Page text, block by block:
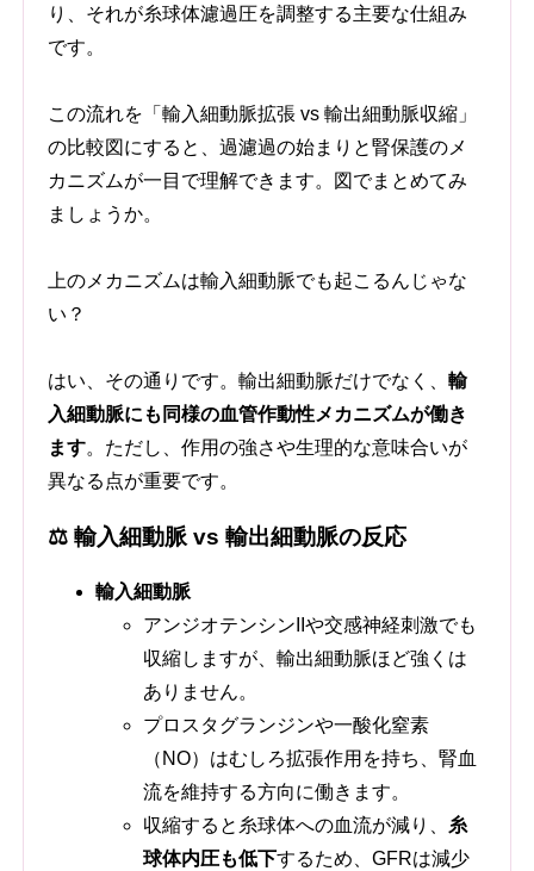
り、それが糸球体濾過圧を調整する主要な仕組み
です。
この流れを「輸入細動脈拡張 vs 輸出細動脈収縮」
の比較図にすると、過濾過の始まりと腎保護のメ
カニズムが一目で理解できます。図でまとめてみ
ましょうか。
上のメカニズムは輸入細動脈でも起こるんじゃな
い？
はい、その通りです。輸出細動脈だけでなく、輸
入細動脈にも同様の血管作動性メカニズムが働き
ます。ただし、作用の強さや生理的な意味合いが
異なる点が重要です。
⚖️ 輸入細動脈 vs 輸出細動脈の反応
輸入細動脈
アンジオテンシンIIや交感神経刺激でも
収縮しますが、輸出細動脈ほど強くは
ありません。
プロスタグランジンや一酸化窒素
（NO）はむしろ拡張作用を持ち、腎血
流を維持する方向に働きます。
収縮すると糸球体への血流が減り、
糸
球体内圧も低下するため、GFRは減少